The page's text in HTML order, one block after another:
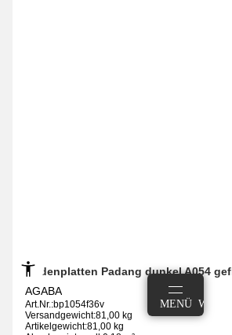
Bodenplatten Padang dunkel A054
AGABA
Art.Nr.:bp1054f36v
Versandgewicht:81,00 kg
Artikelgewicht:81,00 kg
ANMELDEN MENÜ